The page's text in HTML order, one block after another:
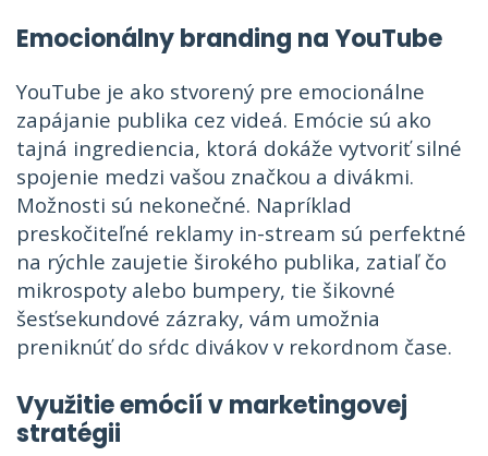
Emocionálny branding na YouTube
YouTube je ako stvorený pre emocionálne
zapájanie publika cez videá. Emócie sú ako
tajná ingrediencia, ktorá dokáže vytvoriť silné
spojenie medzi vašou značkou a divákmi.
Možnosti sú nekonečné. Napríklad
preskočiteľné reklamy in-stream sú perfektné
na rýchle zaujetie širokého publika, zatiaľ čo
mikrospoty alebo bumpery, tie šikovné
šesťsekundové zázraky, vám umožnia
preniknúť do sŕdc divákov v rekordnom čase.
Využitie emócií v marketingovej
stratégii